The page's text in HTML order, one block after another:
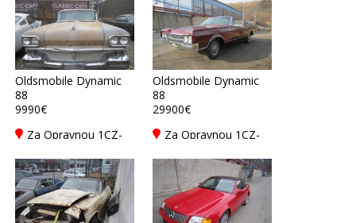
Oldsmobile Dynamic
88
9990€
Za Opravnou 1CZ-
Oldsmobile Dynamic
88
29900€
Za Opravnou 1CZ-